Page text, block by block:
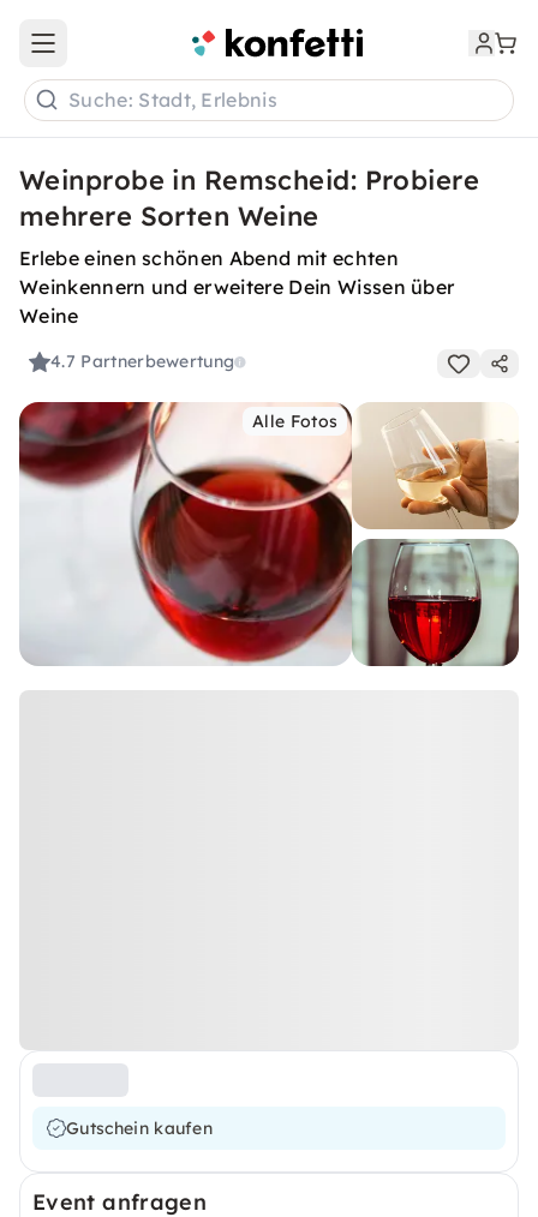
Open main menu
Suche: Stadt, Erlebnis
Weinprobe in Remscheid: Probiere
mehrere Sorten Weine
Erlebe einen schönen Abend mit echten
Weinkennern und erweitere Dein Wissen über
Weine
4.7 Partnerbewertung
Alle Fotos
Gutschein kaufen
Event anfragen